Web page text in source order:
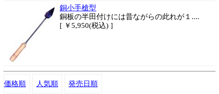
銅小手槍型
銅板の半田付けには昔ながらの此れが１....
[ ￥5,950(税込) ]
価格順 人気順 発売日順